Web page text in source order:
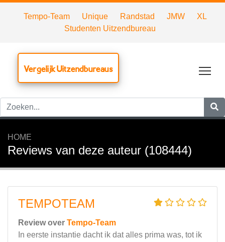
Tempo-Team Unique Randstad JMW
XL
Studenten Uitzendbureau
Vergelijk Uitzendbureaus
HOME
Reviews van deze auteur (108444)
TEMPOTEAM
Review over Tempo-Team
In eerste instantie dacht ik dat alles prima was, tot ik